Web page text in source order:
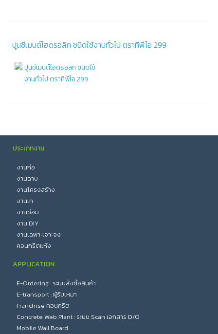
ปูนซีเมนต์ไฮดรอลิก ชนิดใช้งานทั่วไป ตราทีพีไอ 299
ประเภทงาน
งานก่อ
งานฉาบ
งานโครงสร้าง
งานเท
งานซ่อม
งาน DIY
งานเฉพาะเจาะจง
คอนกรีตแห้ง
APPLICATION
E-Ordering : ระบบสั่งซื้อสินค้า
E-transport : ผู้รับเหมา
Franchise คอนกรีต
Concrete Web Plant : ระบบ Scan เอกสาร D/O
Mobile Wall Board